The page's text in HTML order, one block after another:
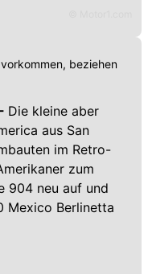
beziehen
Die kleine aber
aus San
im Retro-
zum
904 neu auf und
Mexico Berlinetta